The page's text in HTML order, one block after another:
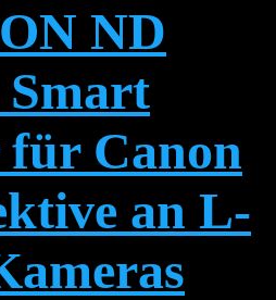
ND
Canon
an L-